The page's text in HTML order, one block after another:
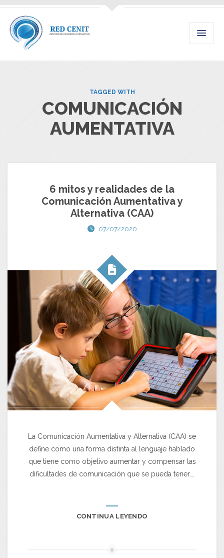
TAGGED WITH
COMUNICACIÓN
AUMENTATIVA
6 mitos y realidades de la
Comunicación Aumentativa y
Alternativa (CAA)
07/07/2020
La Comunicación Aumentativa y Alternativa (CAA) se
define como una forma distinta al lenguaje hablado
que tiene como objetivo aumentar y compensar las
dificultades de comunicación que se pueda tener….
CONTINUA LEYENDO